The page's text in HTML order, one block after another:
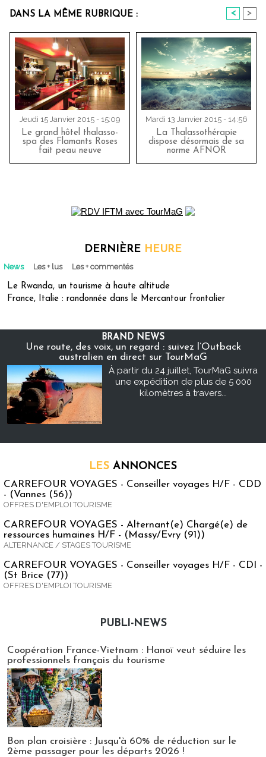
DANS LA MÊME RUBRIQUE : < >
Jeudi 15 Janvier 2015 - 15:09
Le grand hôtel thalasso-
spa des Flamants Roses
fait peau neuve
Mardi 13 Janvier 2015 - 14:56
La Thalassothérapie
dispose désormais de sa
norme AFNOR
DERNIÈRE HEURE
News Les + lus Les + commentés
Le Rwanda, un tourisme à haute altitude
France, Italie : randonnée dans le Mercantour frontalier
BRAND NEWS
Une route, des voix, un regard : suivez l’Outback
australien en direct sur TourMaG
À partir du 24 juillet, TourMaG suivra
une expédition de plus de 5 000
kilomètres à travers...
LES ANNONCES
CARREFOUR VOYAGES - Conseiller voyages H/F - CDD
- (Vannes (56))
OFFRES D'EMPLOI TOURISME
CARREFOUR VOYAGES - Alternant(e) Chargé(e) de
ressources humaines H/F - (Massy/Evry (91))
ALTERNANCE / STAGES TOURISME
CARREFOUR VOYAGES - Conseiller voyages H/F - CDI -
(St Brice (77))
OFFRES D'EMPLOI TOURISME
PUBLI-NEWS
Coopération France-Vietnam : Hanoï veut séduire les
professionnels français du tourisme
Bon plan croisière : Jusqu'à 60% de réduction sur le
2ème passager pour les départs 2026 !